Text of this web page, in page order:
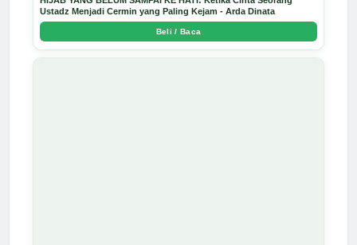
Ustadz Menjadi Cermin yang Paling Kejam - Arda Dinata
Beli / Baca